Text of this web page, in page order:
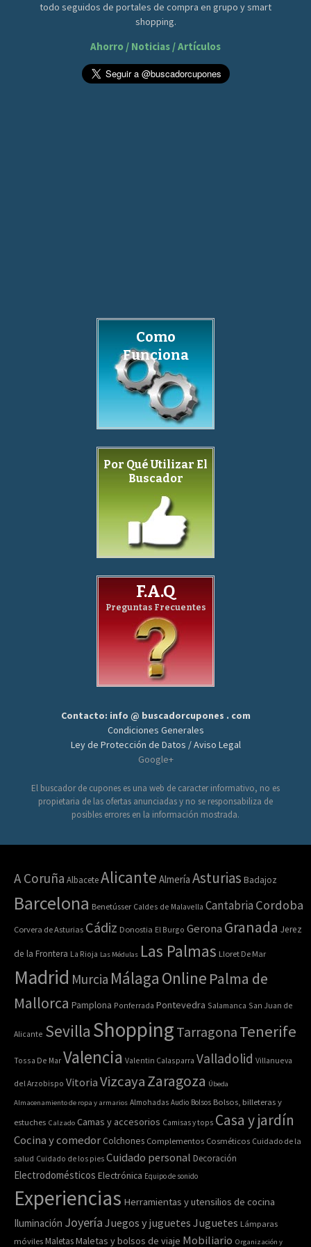
todo seguidos de portales de compra en grupo y smart
shopping.
Ahorro / Noticias / Artículos
Como
Funciona
Por Qué Utilizar El
Buscador
F.A.Q
Preguntas Frecuentes
Contacto: info @ buscadorcupones . com
Condiciones Generales
Ley de Protección de Datos / Aviso Legal
Google+
El buscador de cupones es una web de caracter informativo, no es
propietaria de las ofertas anunciadas y no se responsabiliza de
posibles errores en la información mostrada.
A Coruña AlbaceteAlicante Almería Asturias Badajoz
Barcelona Benetússer Caldes de Malavella Cantabria Cordoba
Corvera de Asturias Cádiz Donostia El Burgo Gerona Granada Jerez
de la Frontera La Rioja Las Médulas Las Palmas Lloret De Mar
Madrid Murcia Málaga Online Palma de
Mallorca Pamplona Ponferrada Pontevedra Salamanca San Juan de
Alicante Sevilla Shopping Tarragona Tenerife
Tossa De Mar Valencia Valentin Calasparra Valladolid Villanueva
del Arzobispo Vitoria VizcayaZaragoza Úbeda
Almacenamiento de ropa y armarios Almohadas Audio Bolsos Bolsos, billeteras y
estuches Calzado Camas y accesorios Camisas y tops Casa y jardín
Cocina y comedor Colchones Complementos Cosméticos Cuidado de la
salud Cuidado de los pies Cuidado personal Decoración
Electrodomésticos Electrónica Equipo de sonido
Experiencias Herramientas y utensilios de cocina
Iluminación Joyería Juegos y juguetes Juguetes Lámparas
móviles MaletasMaletas y bolsos de viaje Mobiliario Organización y